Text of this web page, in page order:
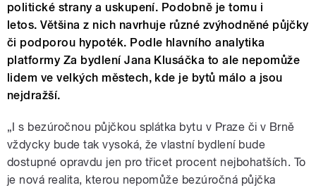
politické strany a uskupení. Podobně je tomu i
letos. Většina z nich navrhuje různé zvýhodněné půjčky
či podporou hypoték. Podle hlavního analytika
platformy Za bydlení Jana Klusáčka to ale nepomůže
lidem ve velkých městech, kde je bytů málo a jsou
nejdražší.
„I s bezúročnou půjčkou splátka bytu v Praze či v Brně
vždycky bude tak vysoká, že vlastní bydlení bude
dostupné opravdu jen pro třicet procent nejbohatších. To
je nová realita, kterou nepomůže bezúročná půjčka